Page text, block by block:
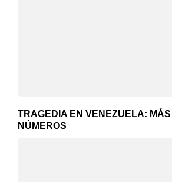
TRAGEDIA EN VENEZUELA:
NÚMEROS